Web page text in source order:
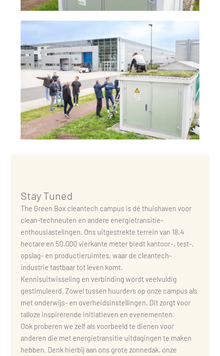
Stay Tuned
The Green Box cleantech campus is dé thuishaven voor
clean-techneuten en andere energietransitie-
enthousiastelingen. Ons uitgestrekte terrein van 18,4
hectare en 50.000 vierkante meter biedt kantoor-, test-,
opslag- en productieruimtes, waar de cleantech-
industrie tastbaar tot leven komt.
Kennisuitwisseling en verbinding wordt veelvuldig
gestimuleerd. Zowel tussen huurders op onze campus als
met onderwijs- en overheidsinstellingen. Dit zorgt voor
talloze inspirerende initiatieven en evenementen.
Ook proberen we zelf als voorbeeld te dienen voor
anderen die met energietransitie uitdagingen te maken
hebben. Denk hierbij aan ons grote zonnedak, onze